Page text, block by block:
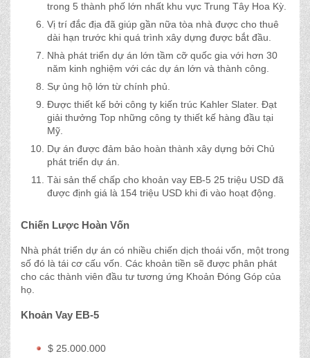
trong 5 thành phố lớn nhất khu vực Trung Tây Hoa Kỳ.
Vị trí đắc địa đã giúp gần nữa tòa nhà được cho thuê
dài hạn trước khi quá trình xây dựng được bắt đầu.
Nhà phát triển dự án lớn tầm cỡ quốc gia với hơn 30
năm kinh nghiệm với các dự án lớn và thành công.
Sự ủng hộ lớn từ chính phủ.
Được thiết kế bởi công ty kiến trúc Kahler Slater. Đạt
giải thưởng Top những công ty thiết kế hàng đầu tại
Mỹ.
Dự án được đảm bảo hoàn thành xây dựng bởi Chủ
phát triển dự án.
Tài sản thế chấp cho khoản vay EB-5 25 triệu USD đã
được định giá là 154 triệu USD khi đi vào hoạt động.
Chiến Lược Hoàn Vốn
Nhà phát triển dự án có nhiều chiến dịch thoái vốn, một trong
số đó là tái cơ cấu vốn. Các khoản tiền sẽ được phân phát
cho các thành viên đầu tư tương ứng Khoản Đóng Góp của
họ.
Khoản Vay EB-5
$ 25.000.000